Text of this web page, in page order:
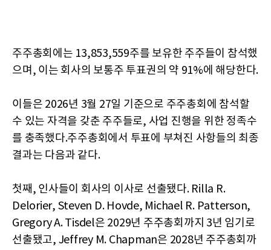
주주총회에는 13,853,559주를 보유한 주주들이 참석했
으며, 이는 회사의 보통주 투표권의 약 91%에 해당한다.
이들은 2026년 3월 27일 기준으로 주주총회에 참석할
수 있는 자격을 갖춘 주주들로, 사업 진행을 위한 정족수
를 충족했다.주주총회에서 투표에 부쳐진 사항들의 최종
결과는 다음과 같다.
첫째, 인사들이 회사의 이사로 선출됐다. Rilla R.
Delorier, Steven D. Hovde, Michael R. Patterson,
Gregory A. Tisdel은 2029년 주주총회까지 3년 임기로
선출됐고, Jeffrey M. Chapman은 2028년 주주총회까